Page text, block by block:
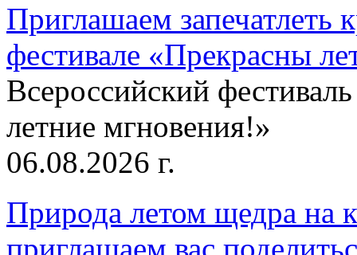
Приглашаем запечатлеть
фестивале «Прекрасны
Всероссийский
летние мгновения!»
06.08.2026 г.
Природа летом щедра на
приглашаем вас